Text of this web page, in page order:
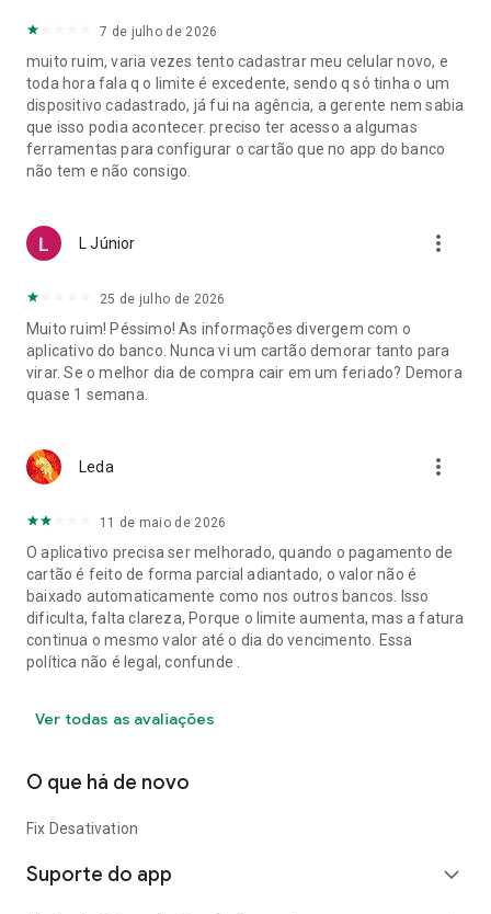
7 de julho de 2026
muito ruim, varia vezes tento cadastrar meu celular novo, e
toda hora fala q o limite é excedente, sendo q só tinha o um
dispositivo cadastrado, já fui na agência, a gerente nem sabia
que isso podia acontecer. preciso ter acesso a algumas
ferramentas para configurar o cartão que no app do banco
não tem e não consigo.
L Júnior more_vert
25 de julho de 2026
Muito ruim! Péssimo! As informações divergem com o
aplicativo do banco. Nunca vi um cartão demorar tanto para
virar. Se o melhor dia de compra cair em um feriado? Demora
quase 1 semana.
Leda more_vert
11 de maio de 2026
O aplicativo precisa ser melhorado, quando o pagamento de
cartão é feito de forma parcial adiantado, o valor não é
baixado automaticamente como nos outros bancos. Isso
dificulta, falta clareza, Porque o limite aumenta, mas a fatura
continua o mesmo valor até o dia do vencimento. Essa
política não é legal, confunde .
Ver todas as avaliações
O que há de novo
Fix Desativation
Suporte do app expand_more